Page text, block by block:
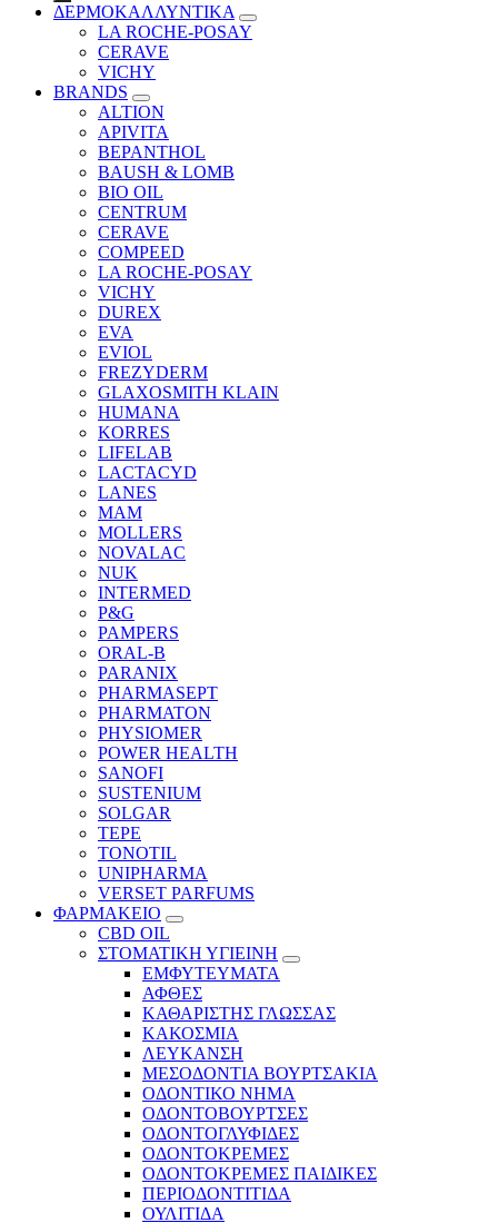
ΔΕΡΜΟΚΑΛΛΥΝΤΙΚΑ
LA ROCHE-POSAY
CERAVE
VICHY
BRANDS
ALTION
APIVITA
BEPANTHOL
BAUSH & LOMB
BIO OIL
CENTRUM
CERAVE
COMPEED
LA ROCHE-POSAY
VICHY
DUREX
EVA
EVIOL
FREZYDERM
GLAXOSMITH KLAIN
HUMANA
KORRES
LIFELAB
LACTACYD
LANES
MAM
MOLLERS
NOVALAC
NUK
INTERMED
P&G
PAMPERS
ORAL-B
PARANIX
PHARMASEPT
PHARMATON
PHYSIOMER
POWER HEALTH
SANOFI
SUSTENIUM
SOLGAR
TEPE
TONOTIL
UNIPHARMA
VERSET PARFUMS
ΦΑΡΜΑΚΕΙΟ
CBD OIL
ΣΤΟΜΑΤΙΚΗ ΥΓΙΕΙΝΗ
ΕΜΦΥΤΕΥΜΑΤΑ
ΑΦΘΕΣ
ΚΑΘΑΡΙΣΤΗΣ ΓΛΩΣΣΑΣ
ΚΑΚΟΣΜΙΑ
ΛΕΥΚΑΝΣΗ
ΜΕΣΟΔΟΝΤΙΑ ΒΟΥΡΤΣΑΚΙΑ
ΟΔΟΝΤΙΚΟ ΝΗΜΑ
ΟΔΟΝΤΟΒΟΥΡΤΣΕΣ
ΟΔΟΝΤΟΓΛΥΦΙΔΕΣ
ΟΔΟΝΤΟΚΡΕΜΕΣ
ΟΔΟΝΤΟΚΡΕΜΕΣ ΠΑΙΔΙΚΕΣ
ΠΕΡΙΟΔΟΝΤΙΤΙΔΑ
ΟΥΛΙΤΙΔΑ